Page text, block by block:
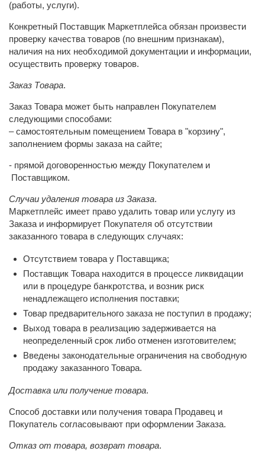
(работы, услуги).
Конкретный Поставщик Маркетплейса обязан произвести
проверку качества товаров (по внешним признакам),
наличия на них необходимой документации и информации,
осуществить проверку товаров.
Заказ Товара.
Заказ Товара может быть направлен Покупателем
следующими способами:
– самостоятельным помещением Товара в "корзину",
заполнением формы заказа на сайте;
- прямой договоренностью между Покупателем и
Поставщиком.
Случаи удаления товара из Заказа.
Маркетплейс имеет право удалить товар или услугу из
Заказа и информирует Покупателя об отсутствии
заказанного товара в следующих случаях:
Отсутствием товара у Поставщика;
Поставщик Товара находится в процессе ликвидации
или в процедуре банкротства, и возник риск
ненадлежащего исполнения поставки;
Товар предварительного заказа не поступил в продажу;
Выход товара в реализацию задерживается на
неопределенный срок либо отменен изготовителем;
Введены законодательные ограничения на свободную
продажу заказанного Товара.
Доставка или получение товара.
Способ доставки или получения товара Продавец и
Покупатель согласовывают при оформлении Заказа.
Отказ от товара, возврат товара.